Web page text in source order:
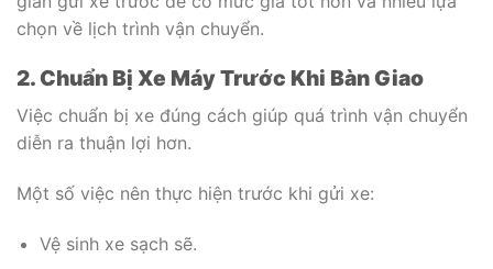
chọn về lịch trình vận chuyển.
2. Chuẩn Bị Xe Máy Trước Khi Bàn Giao
Việc chuẩn bị xe đúng cách giúp quá trình vận chuyển
diễn ra thuận lợi hơn.
Một số việc nên thực hiện trước khi gửi xe:
Vệ sinh xe sạch sẽ.